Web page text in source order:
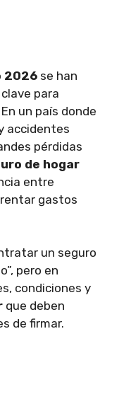
2026 se han
para
un país donde
accidentes
pérdidas
de hogar
entre
gastos
un seguro
pero en
condiciones y
que deben
de firmar.